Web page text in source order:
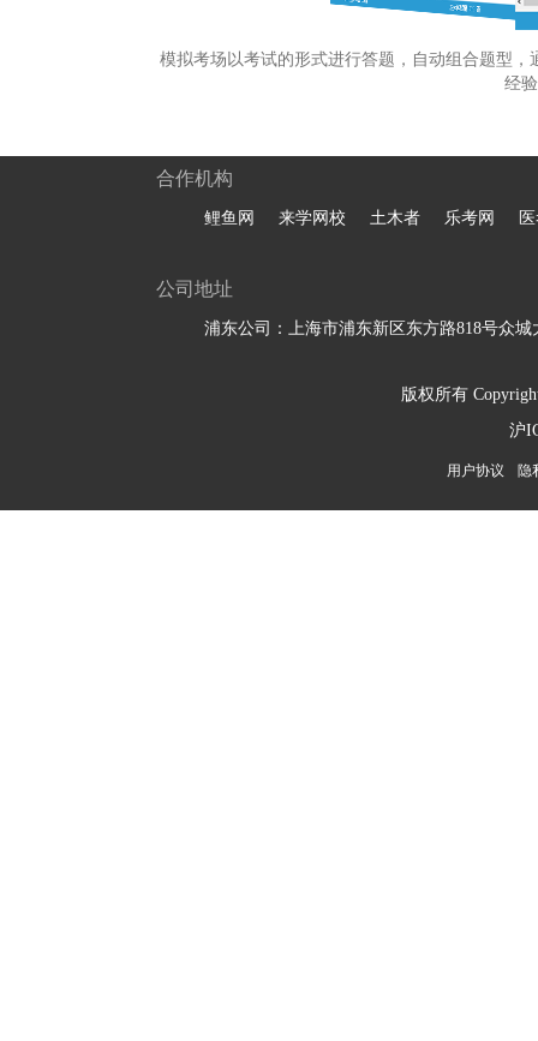
模拟考场以考试的形式进行答题，自动组合题型
经
合作机构
鲤鱼网 来学网校 土木者 乐考网
公司地址
浦东公司：上海市浦东新区东方路818号众城
版权所有
沪
用户协议 隐